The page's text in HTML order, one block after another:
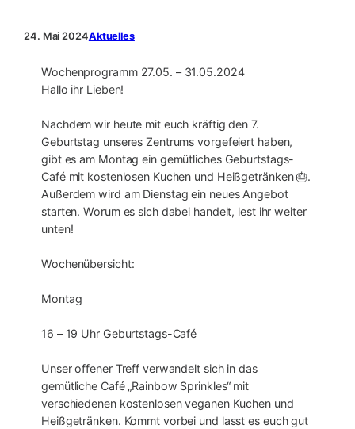
24. Mai 2024Aktuelles
Wochenprogramm 27.05. – 31.05.2024
Hallo ihr Lieben!
Nachdem wir heute mit euch kräftig den 7.
Geburtstag unseres Zentrums vorgefeiert haben,
gibt es am Montag ein gemütliches Geburtstags-
Café mit kostenlosen Kuchen und Heißgetränken 🎂.
Außerdem wird am Dienstag ein neues Angebot
starten. Worum es sich dabei handelt, lest ihr weiter
unten!
Wochenübersicht:
Montag
16 – 19 Uhr Geburtstags-Café
Unser offener Treff verwandelt sich in das
gemütliche Café „Rainbow Sprinkles“ mit
verschiedenen kostenlosen veganen Kuchen und
Heißgetränken. Kommt vorbei und lasst es euch gut